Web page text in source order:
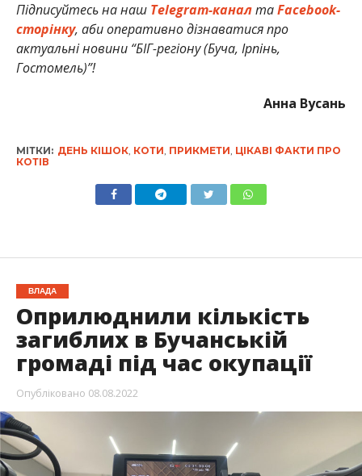
Підписуйтесь на наш Telegram-каналтаFacebook-
сторінку, аби оперативно дізнаватися про
актуальні новини “БІГ-регіону (Буча, Ірпінь,
Гостомель)”!
Анна Вусань
МІТКИ: ДЕНЬ КІШОК, КОТИ, ПРИКМЕТИ, ЦІКАВІ ФАКТИ ПРО
КОТІВ
ВЛАДА
Оприлюднили кількість
загиблих в Бучанській
громаді під час окупації
Опубліковано 08.08.2022